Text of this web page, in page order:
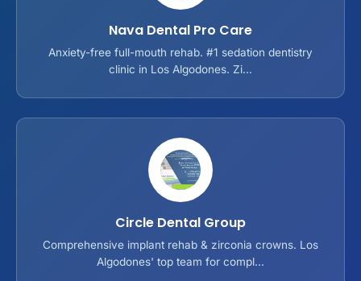
Nava Dental Pro Care
Anxiety-free full-mouth rehab. #1 sedation dentistry
clinic in Los Algodones. Zi...
Circle Dental Group
Comprehensive implant rehab & zirconia crowns. Los
Algodones' top team for compl...